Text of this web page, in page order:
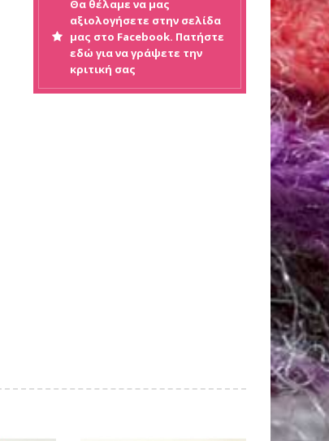
Θα θέλαμε να μας
αξιολογήσετε στην σελίδα
μας στο Facebook. Πατήστε
εδώ για να γράψετε την
κριτική σας